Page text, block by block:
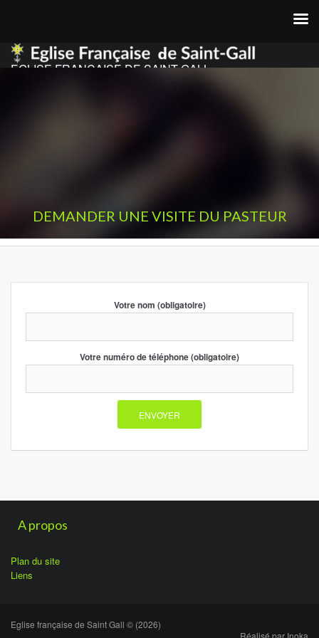
EGLISE FRANCAISE DE SAINT GALL
DEMANDER UNE VISITE DU PASTEUR
Votre nom (obligatoire)
Votre numéro de téléphone (obligatoire)
A propos
Plan du site
Liens
Eglise française de Saint Gall © (2026)
Réalisé par Inoka